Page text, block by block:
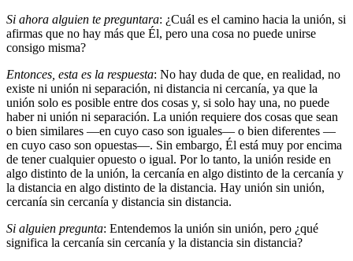
Si ahora alguien te preguntara: ¿Cuál es el camino hacia la unión, si
afirmas que no hay más que Él, pero una cosa no puede unirse
consigo misma?
Entonces, esta es la respuesta: No hay duda de que, en realidad, no
existe ni unión ni separación, ni distancia ni cercanía, ya que la
unión solo es posible entre dos cosas y, si solo hay una, no puede
haber ni unión ni separación. La unión requiere dos cosas que sean
o bien similares —en cuyo caso son iguales— o bien diferentes —
en cuyo caso son opuestas—. Sin embargo, Él está muy por encima
de tener cualquier opuesto o igual. Por lo tanto, la unión reside en
algo distinto de la unión, la cercanía en algo distinto de la cercanía y
la distancia en algo distinto de la distancia. Hay unión sin unión,
cercanía sin cercanía y distancia sin distancia.
Si alguien pregunta: Entendemos la unión sin unión, pero ¿qué
significa la cercanía sin cercanía y la distancia sin distancia?